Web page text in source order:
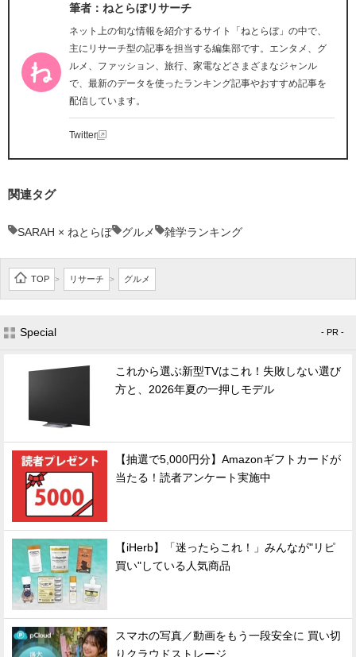
筆者：ねとらぼリサーチ
ネット上の旬な情報を紹介するサイト「ねとらぼ」の中で、
主にリサーチ型の記事を担当する編集部です。エンタメ、グ
ルメ、ファッション、旅行、家電などさまざまなジャンル
で、最新のデータを使ったランキング記事やおすすめ記事を
配信しています。
Twitter
関連タグ
SARAH × ねとらぼ グルメ 雑学ランキング
TOP > リサーチ > グルメ
Special - PR -
これから選ぶ新型TVはこれ！失敗しない選び
方と、2026年夏の一押しモデル
【抽選で5,000円分】Amazonギフトカードが
当たる！読者アンケート実施中
【iHerb】「迷ったらこれ！」みんなが"リピ
買い"している人気商品
スマホの写真／動画をもう一段安全に 買い切
りクラウドストレージ